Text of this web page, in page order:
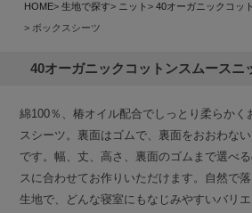
HOME 生地で探す ニット
40オーガニックコッ
ボックスシーツ
40オーガニックコットンスムースニ
綿100％、椿オイル配合でしっとり柔らかく
スシーツ。裏面はゴムで、裏面をおおわな
です。幅、丈、高さ、裏面のゴムまで選べ
スに合わせてお作りいただけます。自然で
生地で、どんな寝室にもなじみやすいバリ